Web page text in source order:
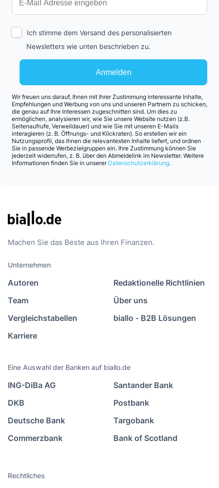
Anmelden
Ich stimme dem Versand des personalisierten
Newsletters wie unten beschrieben zu.
Wir freuen uns darauf, Ihnen mit Ihrer Zustimmung interessante Inhalte,
Empfehlungen und Werbung von uns und unseren Partnern zu schicken,
die genau auf Ihre Interessen zugeschnitten sind. Um dies zu
ermöglichen, analysieren wir, wie Sie unsere Website nutzen (z.B.
Seitenaufrufe, Verweildauer) und wie Sie mit unseren E-Mails
interagieren (z. B. Öffnungs- und Klickraten). So erstellen wir ein
Nutzungsprofil, das Ihnen die relevantesten Inhalte liefert, und ordnen
Sie in passende Werbezielgruppen ein. Ihre Zustimmung können Sie
jederzeit widerrufen, z. B. über den Abmeldelink im Newsletter. Weitere
Informationen finden Sie in unserer Datenschutzerklärung.
Machen Sie das Beste aus Ihren Finanzen.
Unternehmen
Autoren
Team
Vergleichstabellen
Karriere
Redaktionelle Richtlinien
Über uns
biallo - B2B Lösungen
Eine Auswahl der Banken auf biallo.de
ING-DiBa AG
DKB
Deutsche Bank
Commerzbank
Santander Bank
Postbank
Targobank
Bank of Scotland
Rechtliches